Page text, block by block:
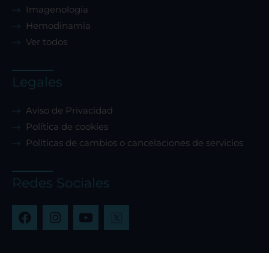
Imagenología
Hemodinamia
Ver todos
Legales
Aviso de Privacidad
Política de cookies
Políticas de cambios o cancelaciones de servicios
Redes Sociales
F
a
I
n
Y
o